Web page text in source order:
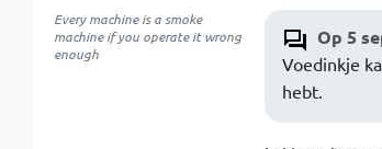
Every machine is a smoke
machine if you operate it wrong
enough
Op 5
Voedinkje
hebt.